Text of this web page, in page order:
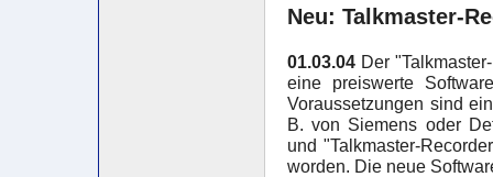
Neu: Talkmaster-
01.03.04 Der
eine preiswerte
Voraussetzungen sind
B. von Siemens oder
und "Talkmaster-
worden. Die neue